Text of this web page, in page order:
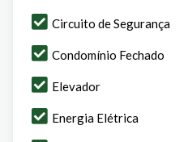
Circuito de Segurança
Condomínio Fechado
Elevador
Energia Elétrica